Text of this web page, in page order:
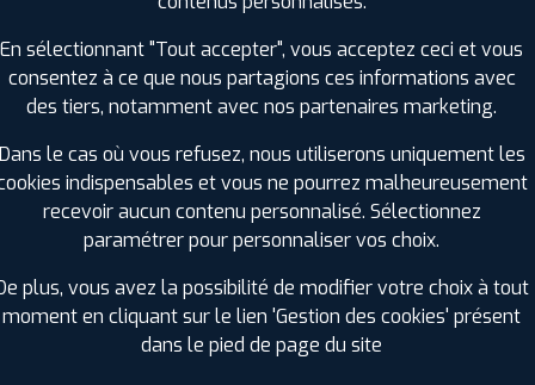
Grand-Couronne (76)
Le Grand-Quevilly (76)
Le Mesnil-Esnard (76)
Le Trait (76)
Mont-Saint-Aignan (76)
Notre-Dame-de-Bondeville (76)
Oissel (76)
Petit-Couronne (76)
PROFIL PLUS DANS LES
OISE (60)
+ D'INFOS + D'INFOS
En sélectionnant "Tout accepter", vous acceptez ceci et vous
consentez à ce que nous partagions ces informations avec
des tiers, notamment avec nos partenaires marketing.
le cas où vous refusez, nous utiliserons uniquement les
indispensables et vous ne pourrez malheureusement
recevoir aucun contenu personnalisé. Sélectionnez
paramétrer pour personnaliser vos choix.
plus, vous avez la possibilité de modifier votre choix à tout
moment en cliquant sur le lien 'Gestion des cookies' présent
dans le pied de page du site